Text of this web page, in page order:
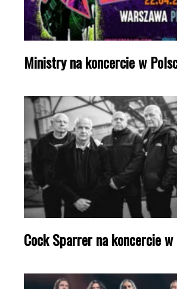
Ministry na koncercie w
Cock Sparrer na koncercie